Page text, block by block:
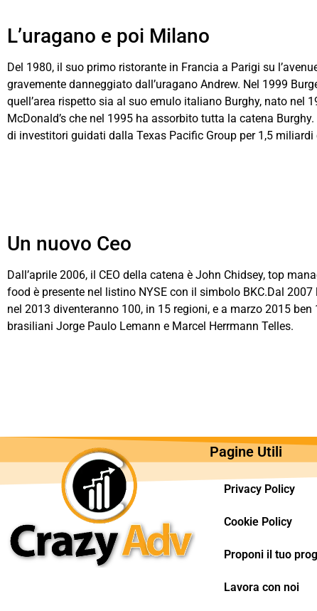
L’uragano e poi Milano
Del 1980, il suo primo ristorante in Francia a Parigi su
gravemente danneggiato dall’uragano Andrew. Nel 1999
quell’area rispetto sia al suo emulo italiano Burghy, nato nel
McDonald’s che nel 1995 ha assorbito tutta la catena
di investitori guidati dalla Texas Pacific Group per 1,5 miliardi
Un nuovo Ceo
Dall’aprile 2006, il CEO della catena è John Chidsey, top
food è presente nel listino NYSE con il simbolo BKC.Dal
nel 2013 diventeranno 100, in 15 regioni, e a marzo 2015
brasiliani Jorge Paulo Lemann e Marcel Herrmann Telles.
Pagine Utili
Privacy Policy
Cookie Policy
Proponi il tuo
Lavora con noi